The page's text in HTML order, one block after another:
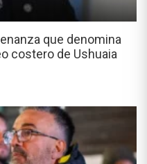
que denomina
costero de Ushuaia